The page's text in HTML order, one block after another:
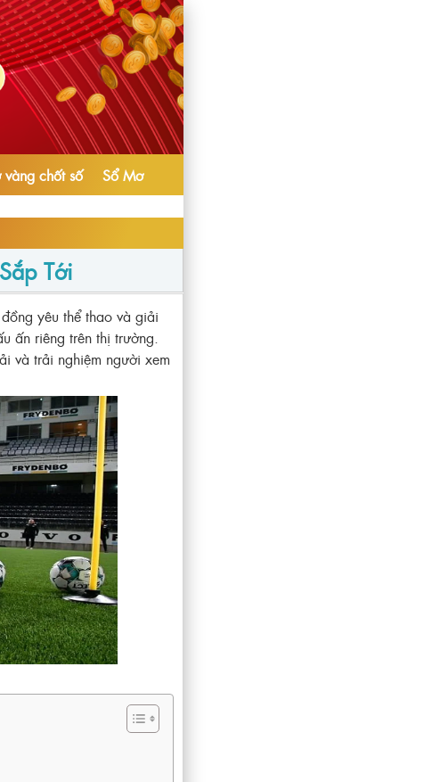
chốt số
Sổ Mơ
Tới
yêu thể thao và giải
ấn riêng trên thị trường.
và trải nghiệm người xem